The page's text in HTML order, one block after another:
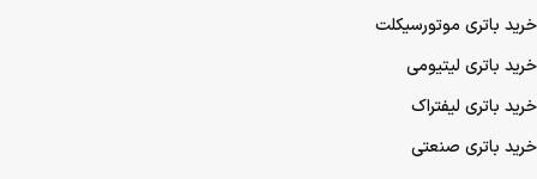
خرید باتری موتورسیکلت
خرید باتری لیتیومی
خرید باتری لیفتراک
خرید باتری صنعتی